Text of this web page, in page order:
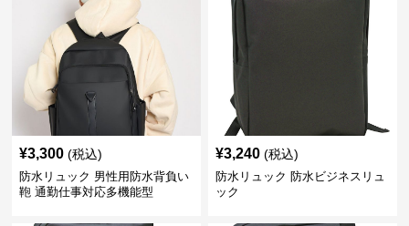
¥3,300 (税込)
防水リュック 男性用防水背負い
鞄 通勤仕事対応多機能型
¥3,240 (税込)
防水リュック 防水ビジネスリュ
ック